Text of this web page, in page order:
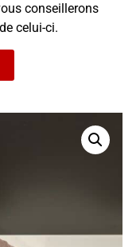
conseillerons
celui-ci.